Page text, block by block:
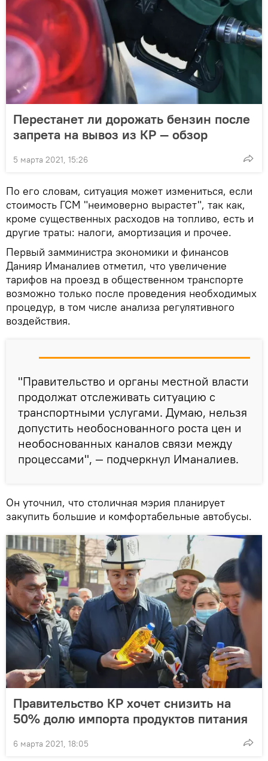
Перестанет ли дорожать бензин после
запрета на вывоз из КР — обзор
5 марта 2021, 15:26
По его словам, ситуация может измениться, если
стоимость ГСМ "неимоверно вырастет", так как,
кроме существенных расходов на топливо, есть и
другие траты: налоги, амортизация и прочее.
Первый замминистра экономики и финансов
Данияр Иманалиев отметил, что увеличение
тарифов на проезд в общественном транспорте
возможно только после проведения необходимых
процедур, в том числе анализа регулятивного
воздействия.
"Правительство и органы местной власти
продолжат отслеживать ситуацию с
транспортными услугами. Думаю, нельзя
допустить необоснованного роста цен и
необоснованных каналов связи между
процессами", — подчеркнул Иманалиев.
Он уточнил, что столичная мэрия планирует
закупить большие и комфортабельные автобусы.
Правительство КР хочет снизить на
50% долю импорта продуктов питания
6 марта 2021, 18:05